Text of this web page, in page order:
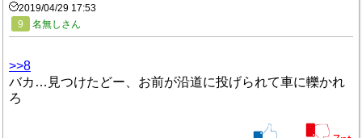
2019/04/29 17:53
9
名無しさん
>>8
バカ…見つけたどー、お前が沿道に投げられて車に轢かれ
ろ